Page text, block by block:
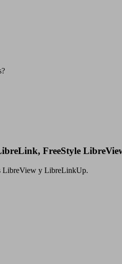
FreeStyle
LibreView y LibreLinkUp.